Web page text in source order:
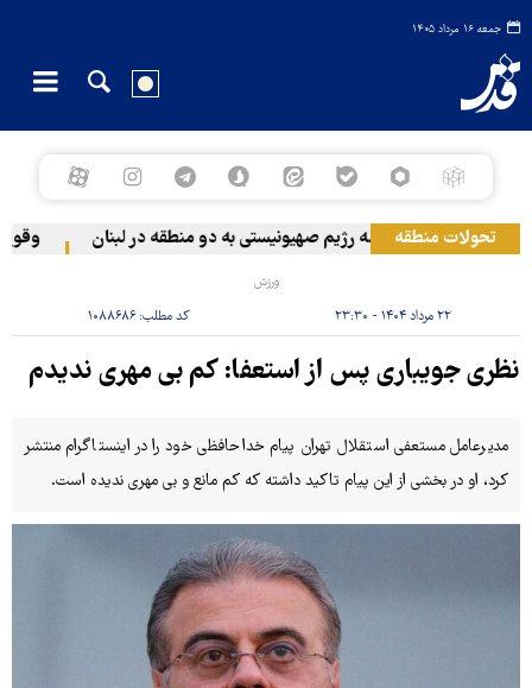
جمعه ۱۶ مرداد ۱۴۰۵
تحولات منطقهحمله رژیم صهیونیستی به دو منطقه در لبنان وقوع
ورزش
۲۲ مرداد ۱۴۰۴ - ۲۳:۳۰ کد مطلب: ۱۰۸۸۶۸۶
نظری جویباری پس از استعفا: کم بی مهری ندیدم
مدیرعامل مستعفی استقلال تهران پیام خداحافظی خود را در اینستاگرام منتشر
کرد، او در بخشی از این پیام تاکید داشته که کم مانع و بی مهری ندیده است.